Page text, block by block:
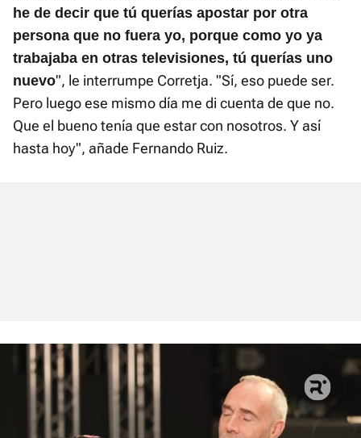
he de decir que tú querías apostar por otra
persona que no fuera yo, porque como yo ya
trabajaba en otras televisiones, tú querías uno
nuevo", le interrumpe Corretja. "Sí, eso puede ser.
Pero luego ese mismo día me di cuenta de que no.
Que el bueno tenía que estar con nosotros. Y así
hasta hoy", añade Fernando Ruiz.